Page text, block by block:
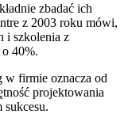
zbadać ich
z 2003 roku mówi,
i szkolenia z
40%.
w firmie oznacza od
projektowania
sukcesu.